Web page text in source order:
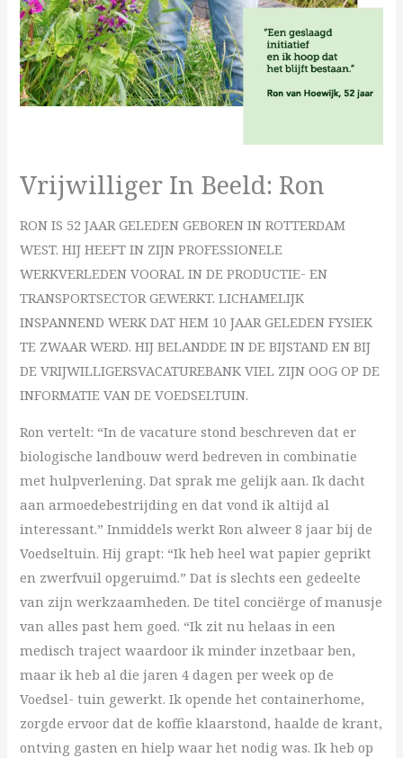
Vrijwilliger In Beeld: Ron
RON IS 52 JAAR GELEDEN GEBOREN IN ROTTERDAM
WEST. HIJ HEEFT IN ZIJN PROFESSIONELE
WERKVERLEDEN VOORAL IN DE PRODUCTIE- EN
TRANSPORTSECTOR GEWERKT. LICHAMELIJK
INSPANNEND WERK DAT HEM 10 JAAR GELEDEN FYSIEK
TE ZWAAR WERD. HIJ BELANDDE IN DE BIJSTAND EN BIJ
DE VRIJWILLIGERSVACATUREBANK VIEL ZIJN OOG OP DE
INFORMATIE VAN DE VOEDSELTUIN.
Ron vertelt: “In de vacature stond beschreven dat er
biologische landbouw werd bedreven in combinatie
met hulpverlening. Dat sprak me gelijk aan. Ik dacht
aan armoedebestrijding en dat vond ik altijd al
interessant.” Inmiddels werkt Ron alweer 8 jaar bij de
Voedseltuin. Hij grapt: “Ik heb heel wat papier geprikt
en zwerfvuil opgeruimd.” Dat is slechts een gedeelte
van zijn werkzaamheden. De titel conciërge of manusje
van alles past hem goed. “Ik zit nu helaas in een
medisch traject waardoor ik minder inzetbaar ben,
maar ik heb al die jaren 4 dagen per week op de
Voedsel- tuin gewerkt. Ik opende het containerhome,
zorgde ervoor dat de koffie klaarstond, haalde de krant,
ontving gasten en hielp waar het nodig was. Ik heb op